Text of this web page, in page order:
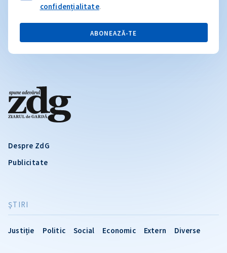
Despre ZdG
Publicitate
ŞTIRI
Justiție Politic Social Economic Extern Diverse
confidențialitate.
ABONEAZĂ-TE